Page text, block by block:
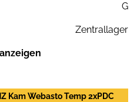
G
Zentrallager
Kam Webasto Temp 2xPDC